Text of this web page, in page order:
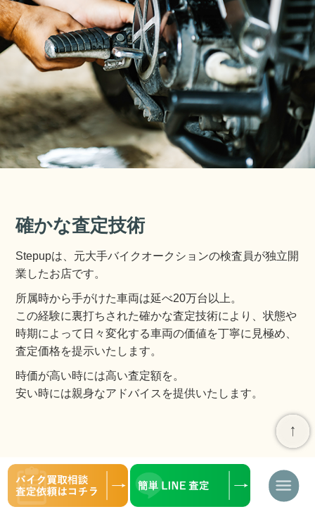
確かな査定技術
Stepupは、元大手バイクオークションの検査員が独立開
業したお店です。
所属時から手がけた車両は延べ20万台以上。
この経験に裏打ちされた確かな査定技術により、状態や
時期によって日々変化する車両の価値を丁寧に見極め、
査定価格を提示いたします。
時価が高い時には高い査定額を。
安い時には親身なアドバイスを提供いたします。